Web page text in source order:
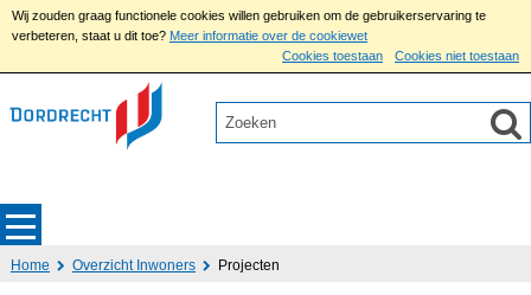
Wij zouden graag functionele cookies willen gebruiken om de gebruikerservaring te
verbeteren, staat u dit toe? Meer informatie over de cookiewet
Cookies toestaan
Cookies niet toestaan
Home Overzicht Inwoners Projecten